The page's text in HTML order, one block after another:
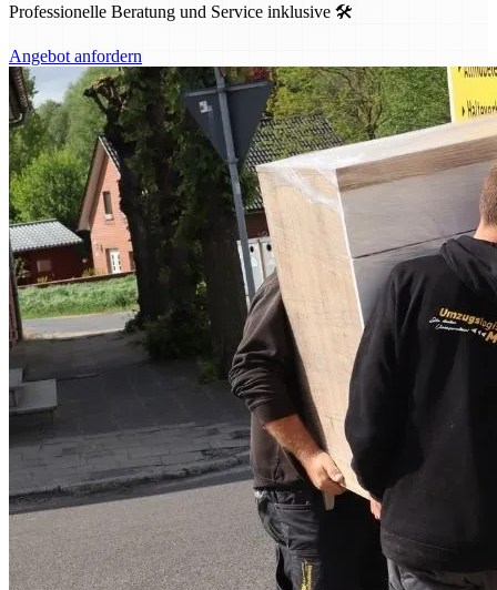
Professionelle Beratung und Service inklusive 🛠️
Angebot anfordern